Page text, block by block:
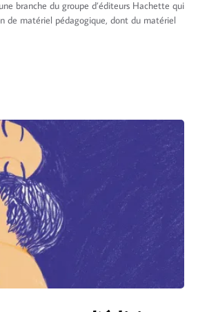
branche du groupe d’éditeurs Hachette qui
de matériel pédagogique, dont du matériel